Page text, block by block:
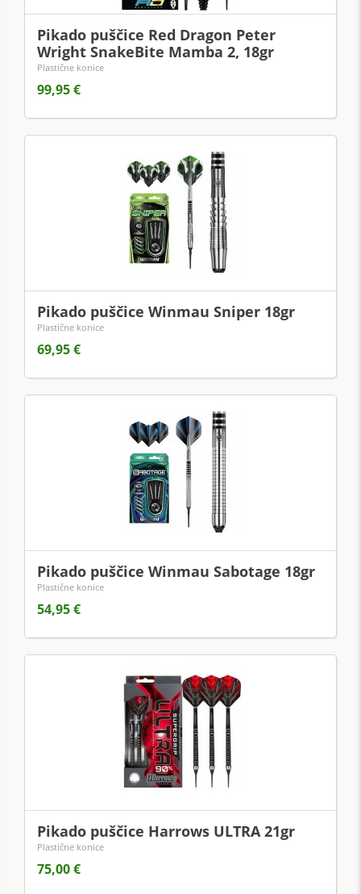
Pikado puščice Red Dragon Peter
Wright SnakeBite Mamba 2, 18gr
Plastične konice
99,95 €
Pikado puščice Winmau Sniper 18gr
Plastične konice
69,95 €
Pikado puščice Winmau Sabotage 18gr
Plastične konice
54,95 €
Pikado puščice Harrows ULTRA 21gr
Plastične konice
75,00 €